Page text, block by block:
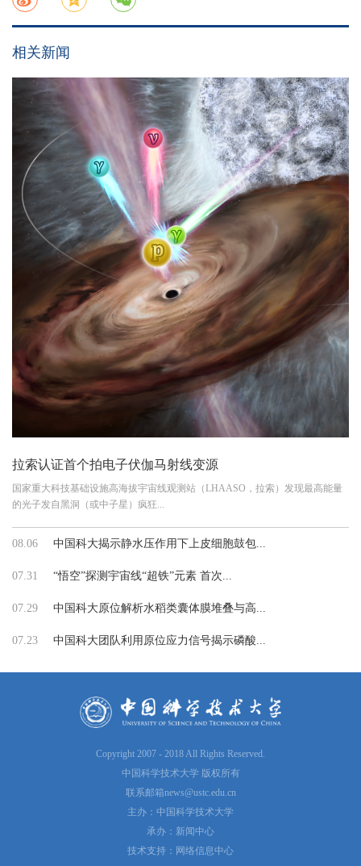
相关新闻
拉索认证首个拍电子伏伽马射线变源
国家重大科技基础设施高海拔宇宙线观测站（LHAASO，拉索）发现最高能量
的光子发自黑洞（或中子星）疯狂...
08.06 中国科大揭示静水压作用下上皮细胞鼓包...
07.31 “悟空”探测宇宙线“超铁”元素 首次...
07.29 中国科大原位解析水稻类囊体膜堆叠与高...
07.23 中国科大团队利用原位应力信号揭示磷酸...
Copyright 2007 - 2018 All Rights Reserved.
中国科学技术大学 版权所有
联系邮箱news@ustc.edu.cn
主办：中国科学技术大学
承办：新闻中心
技术支持：网络信息中心